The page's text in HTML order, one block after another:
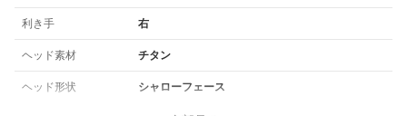
利き手 右
ヘッド素材 チタン
ヘッド形状 シャローフェース